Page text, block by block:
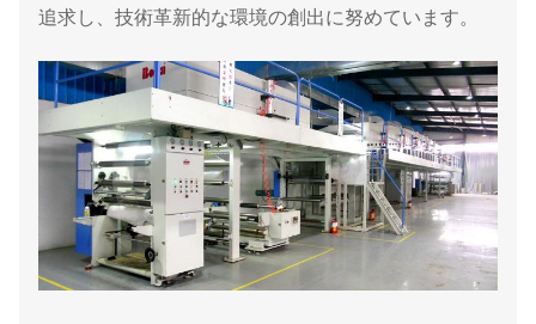
追求し、技術革新的な環境の創出に努めています。